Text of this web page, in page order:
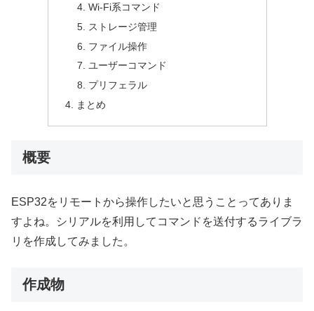
Wi-Fi系コマンド
ストレージ管理
ファイル操作
ユーザーコマンド
プリフェラル
まとめ
概要
ESP32をリモートから操作したいと思うことってありま
すよね。シリアルを利用してコマンドを送付するライブラ
リを作成してみました。
作成物